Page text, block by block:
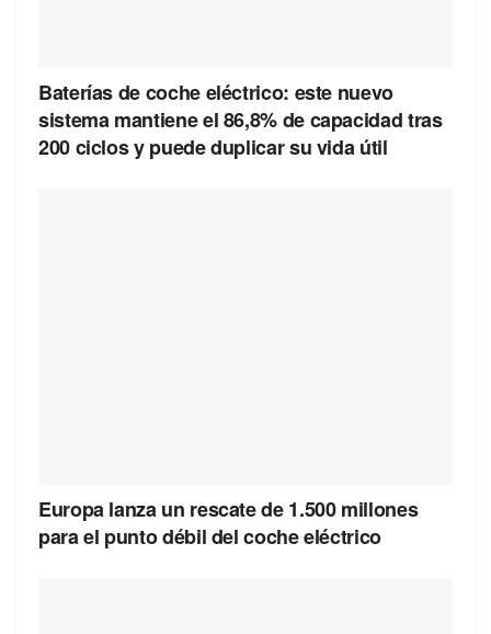
Baterías de coche eléctrico: este nuevo
sistema mantiene el 86,8% de capacidad tras
200 ciclos y puede duplicar su vida útil
Europa lanza un rescate de 1.500 millones
para el punto débil del coche eléctrico